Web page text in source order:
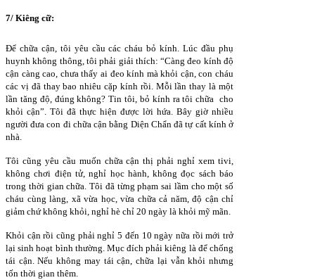
7/ Kiêng cữ:
Để chữa cận, tôi yêu cầu các cháu bỏ kính. Lúc đầu phụ
huynh không thông, tôi phải giải thích: “Càng đeo kính độ
cận càng cao, chưa thấy ai đeo kính mà khỏi cận, con cháu
các vị đã thay bao nhiêu cặp kính rồi. Mỗi lần thay là một
lần tăng độ, đúng không? Tin tôi, bỏ kính ra tôi chữa cho
khỏi cận”. Tôi đã thực hiện được lời hứa. Bây giờ nhiều
người đưa con đi chữa cận bằng Diện Chẩn đã tự cất kính ở
nhà.
Tôi cũng yêu cầu muốn chữa cận thị phải nghỉ xem tivi,
không chơi điện tử, nghỉ học hành, không đọc sách báo
trong thời gian chữa. Tôi đã từng phạm sai lầm cho một số
cháu cùng làng, xã vừa học, vừa chữa cả năm, độ cận chỉ
giảm chứ không khỏi, nghỉ hè chỉ 20 ngày là khỏi mỹ mãn.
Khỏi cận rồi cũng phải nghỉ 5 đến 10 ngày nữa rồi mới trở
lại sinh hoạt bình thường. Mục đích phải kiêng là để chống
tái cận. Nếu không may tái cận, chữa lại vẫn khỏi nhưng
tốn thời gian thêm.